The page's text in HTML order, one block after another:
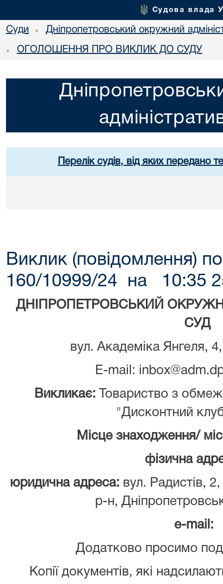
Судова влада
Суди • Дніпропетровський окружний
• ОГОЛОШЕННЯ ПРО ВИКЛИК ДО СУДУ
Перелік судів, від яких передано
Виклик (повідомлення)
160/10999/24 на 10:35
ДНІПРОПЕТРОВСЬКИЙ
СУД
вул. Академіка Янгеля,
E-mail:
Викликає:
Товариство з
"Дисконтний
Місце знаходження/
фізична
юридична адреса: вул. Радистів,
р-н,
e-mail :
Додатково просимо
Копії документів, які